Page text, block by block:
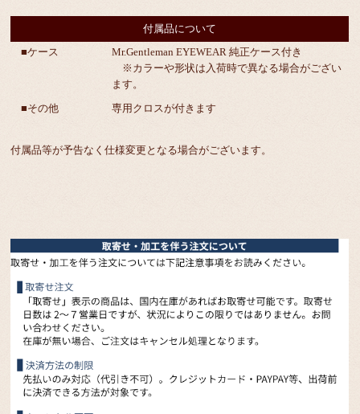
付属品について
■ケース
Mr.Gentleman EYEWEAR 純正ケース付き
※カラーや形状は入荷時で異なる場合がござい
ます。
■その他
専用クロスが付きます
付属品等が予告なく仕様変更となる場合がございます。